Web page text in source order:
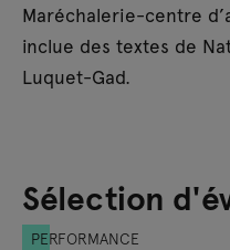
Maréchalerie-centre
inclue des textes de
Luquet-Gad.
Sélection
PERFORMANCE